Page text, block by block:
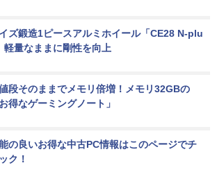
ズ鍛造1ピースアルミホイール「CE28 N-plu
軽量なままに剛性を向上
段そのままでメモリ倍増！メモリ32GBの
お得なゲーミングノート」
の良いお得な中古PC情報はこのページでチ
ク！